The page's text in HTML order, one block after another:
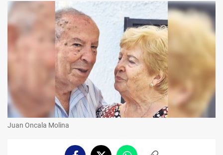
Juan Oncala Molina